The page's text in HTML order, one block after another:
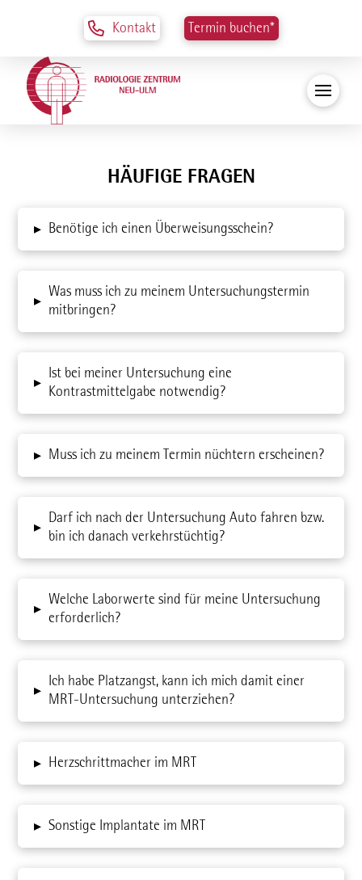
Kontakt Termin buchen*
HÄUFIGE FRAGEN
▸ Benötige ich einen Überweisungsschein?
▸
Was muss ich zu meinem Untersuchungstermin
mitbringen?
▸
Ist bei meiner Untersuchung eine
Kontrastmittelgabe notwendig?
▸ Muss ich zu meinem Termin nüchtern erscheinen?
▸
Darf ich nach der Untersuchung Auto fahren bzw.
bin ich danach verkehrstüchtig?
▸
Welche Laborwerte sind für meine Untersuchung
erforderlich?
▸
Ich habe Platzangst, kann ich mich damit einer
MRT-Untersuchung unterziehen?
▸ Herzschrittmacher im MRT
▸ Sonstige Implantate im MRT